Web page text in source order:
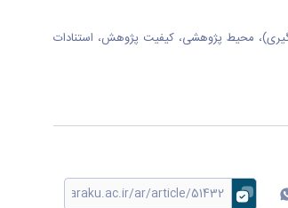
محیط پژوهشی، کیفیت پژوهش، استنادات